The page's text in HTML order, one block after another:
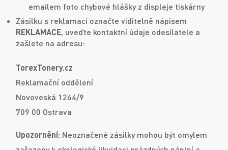
emailem foto chybové hlášky z displeje tiskárny
Zásilku s reklamací označte viditelně nápisem
REKLAMACE, uveďte kontaktní údaje odesílatele a
zašlete na adresu:
TorexTonery.cz
Reklamační oddělení
Novoveská 1264/9
709 00 Ostrava
Upozornění: Neoznačené zásilky mohou být omylem